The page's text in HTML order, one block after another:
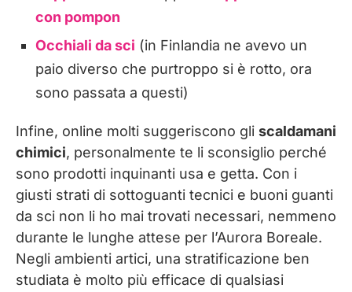
con pompon
Occhiali da sci (in Finlandia ne avevo un
paio diverso che purtroppo si è rotto, ora
sono passata a questi)
Infine, online molti suggeriscono gli scaldamani
chimici, personalmente te li sconsiglio perché
sono prodotti inquinanti usa e getta. Con i
giusti strati di sottoguanti tecnici e buoni guanti
da sci non li ho mai trovati necessari, nemmeno
durante le lunghe attese per l’Aurora Boreale.
Negli ambienti artici, una stratificazione ben
studiata è molto più efficace di qualsiasi